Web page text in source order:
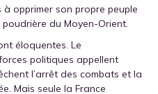
opprimer son propre peuple
du Moyen-Orient.
éloquentes. Le
politiques appellent
l’arrêt des combats et la
Mais seule la France